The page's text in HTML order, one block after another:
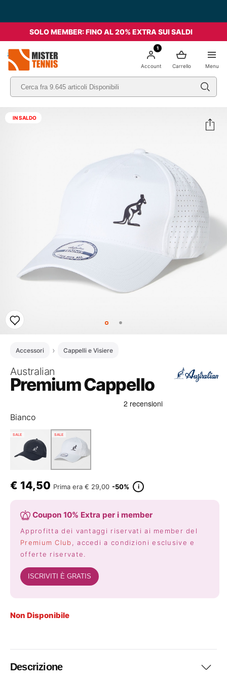
SOLO MEMBER: FINO AL 20% EXTRA SUI SALDI
Menu
Carrello
1
Account
IN SALDO
Accessori Cappelli e Visiere
Australian
Premium Cappello
Bianco
SALE SALE
€ 14,50 Prima era € 29,00 -50% i
Coupon 10% Extra per i member
Approfitta dei vantaggi riservati ai member del
Premium Club, accedi a condizioni esclusive e
offerte riservate.
ISCRIVITI È GRATIS
Non Disponibile
Descrizione